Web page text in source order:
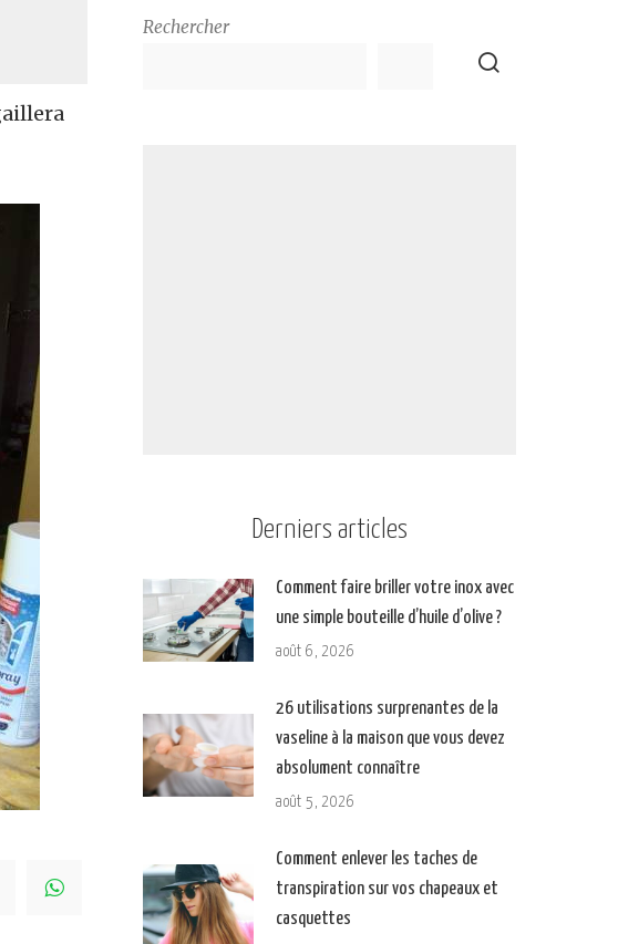
Rechercher
Derniers articles
Comment faire briller votre inox avec
une simple bouteille d’huile d’olive ?
août 6, 2026
26 utilisations surprenantes de la
vaseline à la maison que vous devez
absolument connaître
août 5, 2026
Comment enlever les taches de
transpiration sur vos chapeaux et
casquettes